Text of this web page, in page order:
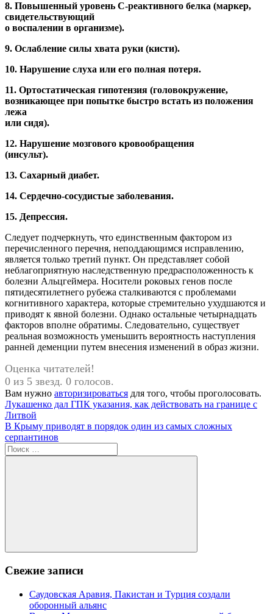
8. Повышенный уровень C-реактивного белка (маркер,
свидетельствующий
о воспалении в организме).
9. Ослабление силы хвата руки (кисти).
10. Нарушение слуха или его полная потеря.
11. Ортостатическая гипотензия (головокружение,
возникающее при попытке быстро встать из положения
лежа
или сидя).
12. Нарушение мозгового кровообращения
(инсульт).
13. Сахарный диабет.
14. Сердечно-сосудистые заболевания.
15. Депрессия.
Следует подчеркнуть, что единственным фактором из
перечисленного перечня, неподдающимся исправлению,
является только третий пункт. Он представляет собой
неблагоприятную наследственную предрасположенность к
болезни Альцгеймера. Носители роковых генов после
пятидесятилетнего рубежа сталкиваются с проблемами
когнитивного характера, которые стремительно ухудшаются и
приводят к явной болезни. Однако остальные четырнадцать
факторов вполне обратимы. Следовательно, существует
реальная возможность уменьшить вероятность наступления
ранней деменции путем внесения изменений в образ жизни.
Оценка читателей!
0 из 5 звезд. 0 голосов.
Вам нужно авторизироваться для того, чтобы проголосовать.
Навигация
по
записям
Предыдущая
запись:
Лукашенко дал ГПК указания, как действовать на границе с
Литвой
Следующая
запись:
В Крыму приводят в порядок один из самых сложных
серпантинов
Поиск
для:
Поиск
Свежие записи
Саудовская Аравия, Пакистан и Турция создали
оборонный альянс